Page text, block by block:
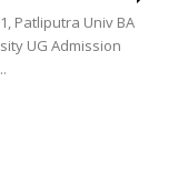
Patliputra Univ BA
UG Admission